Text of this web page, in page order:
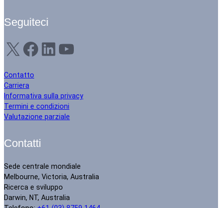
Seguiteci
X Facebook LinkedIn YouTube
Contatto
Carriera
Informativa sulla privacy
Termini e condizioni
Valutazione parziale
Contatti
Sede centrale mondiale
Melbourne, Victoria, Australia
Ricerca e sviluppo
Darwin, NT, Australia